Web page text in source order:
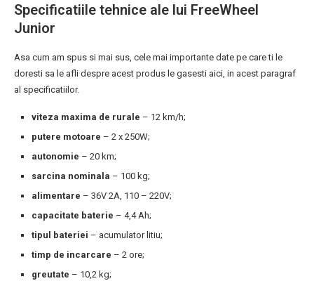
Specificatiile tehnice ale lui FreeWheel
Junior
Asa cum am spus si mai sus, cele mai importante date pe care ti le
doresti sa le afli despre acest produs le gasesti aici, in acest paragraf
al specificatiilor.
viteza maxima de rurale – 12 km/h;
putere motoare – 2 x 250W;
autonomie – 20 km;
sarcina nominala – 100 kg;
alimentare – 36V 2A, 110 – 220V;
capacitate baterie – 4,4 Ah;
tipul bateriei – acumulator litiu;
timp de incarcare – 2 ore;
greutate – 10,2 kg;